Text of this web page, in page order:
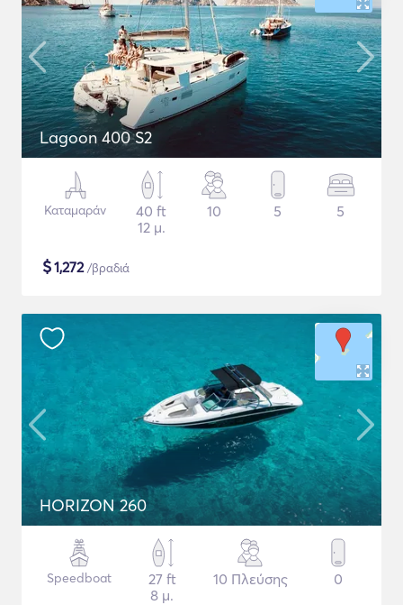
Lagoon 400 S2
Καταμαράν
40 ft
12 μ.
10 5 5
$1,272/βραδιά
HORIZON 260
Speedboat
27 ft
8 μ.
10 Πλεύσης 0